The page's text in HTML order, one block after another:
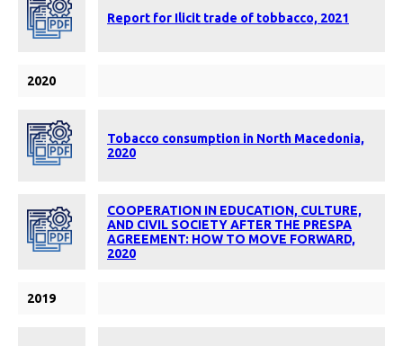
Report for Ilicit trade of tobbacco, 2021
2020
Tobacco consumption in North Macedonia,
2020
COOPERATION IN EDUCATION, CULTURE,
AND CIVIL SOCIETY AFTER THE PRESPA
AGREEMENT: HOW TO MOVE FORWARD,
2020
2019